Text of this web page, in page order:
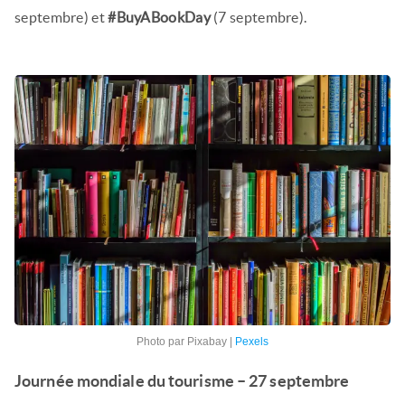
septembre) et#BuyABookDay(7 septembre).
Photo par Pixabay | Pexels
Journée mondiale du tourisme – 27 septembre